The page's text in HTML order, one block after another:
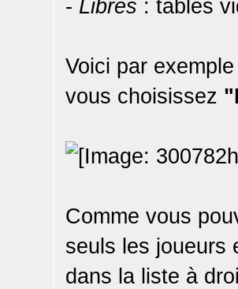
- Libres : tables
Voici par
vous choisissez
Comme vous
seuls les joueurs
dans la liste à